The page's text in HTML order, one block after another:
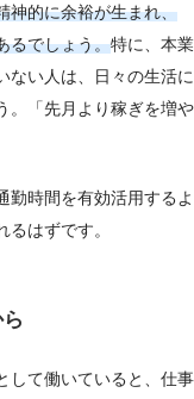
神的に余裕が生まれ、
るでしょう。特に、本業
ない人は、日々の生活に
。「先月より稼ぎを増や
勤時間を有効活用するよ
はずです。
して働いていると、仕事